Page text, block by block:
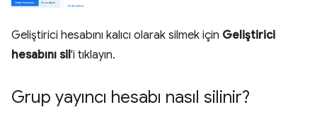
Geliştirici hesabını kalıcı olarak silmek için Geliştirici
hesabını sil'i tıklayın.
Grup yayıncı hesabı nasıl silinir?